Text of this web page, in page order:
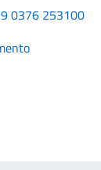
0376 253100